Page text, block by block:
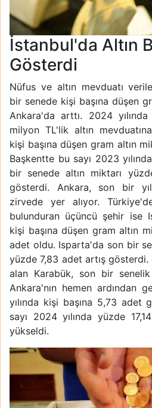
İstanbul'da Altın
Gösterdi
Nüfus ve altın mevduatı
bir senede kişi başına düşen
Ankara'da arttı. 2024
milyon TL'lik altın
kişi başına düşen gram altın
Başkentte bu sayı 2023
bir senede altın miktarı
gösterdi. Ankara, son bir
zirvede yer alıyor.
bulunduran üçüncü şehir ise
kişi başına düşen gram altın
adet oldu. Isparta'da son bir
yüzde 7,83 adet artış gösterdi.
alan Karabük, son bir senelik
Ankara'nın hemen ardından
yılında kişi başına 5,73 adet
sayı 2024 yılında yüzde
yükseldi.